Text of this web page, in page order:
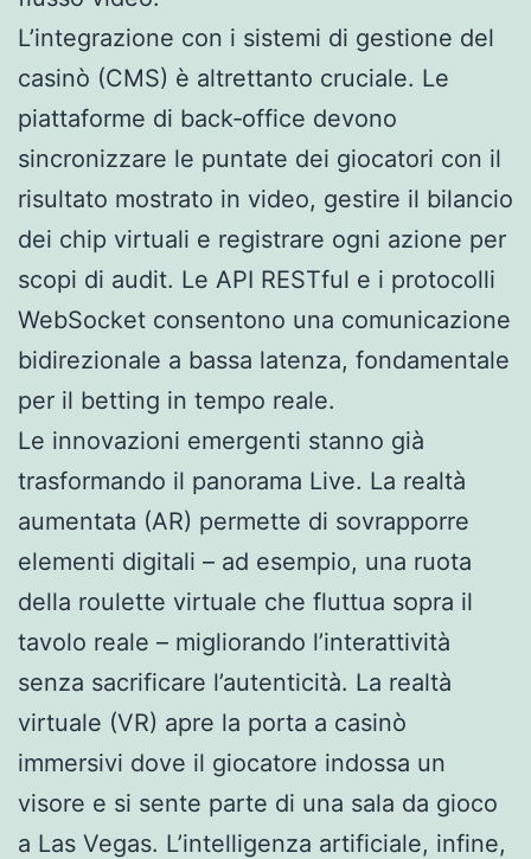
L’integrazione con i sistemi di gestione del
casinò (CMS) è altrettanto cruciale. Le
piattaforme di back‑office devono
sincronizzare le puntate dei giocatori con il
risultato mostrato in video, gestire il bilancio
dei chip virtuali e registrare ogni azione per
scopi di audit. Le API RESTful e i protocolli
WebSocket consentono una comunicazione
bidirezionale a bassa latenza, fondamentale
per il betting in tempo reale.
Le innovazioni emergenti stanno già
trasformando il panorama Live. La realtà
aumentata (AR) permette di sovrapporre
elementi digitali – ad esempio, una ruota
della roulette virtuale che fluttua sopra il
tavolo reale – migliorando l’interattività
senza sacrificare l’autenticità. La realtà
virtuale (VR) apre la porta a casinò
immersivi dove il giocatore indossa un
visore e si sente parte di una sala da gioco
a Las Vegas. L’intelligenza artificiale, infine,